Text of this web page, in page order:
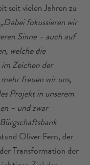
seit vielen Jahren zu
„Dabei fokussieren wir
Sinne – auch auf
welche die
Zeichen der
freuen wir uns,
Projekt in unserem
– und zwar
Oliver Fern, der
Transformation der